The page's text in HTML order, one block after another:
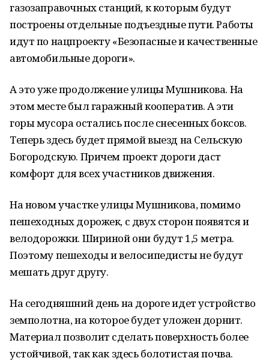
газозаправочных станций, к которым будут
построены отдельные подъездные пути. Работы
идут по нацпроекту «Безопасные и качественные
автомобильные дороги».
А это уже продолжение улицы Мушникова. На
этом месте был гаражный кооператив. А эти
горы мусора остались после снесенных боксов.
Теперь здесь будет прямой выезд на Сельскую
Богородскую. Причем проект дороги даст
комфорт для всех участников движения.
‌На новом участке улицы Мушникова, помимо
пешеходных дорожек, с двух сторон появятся и
велодорожки. Шириной они будут 1,5 метра.
Поэтому пешеходы и велосипедисты не будут
мешать друг другу.
На сегодняшний день на дороге идет устройство
земполотна, на которое будет уложен дорнит.
Материал позволит сделать поверхность более
устойчивой, так как здесь болотистая почва.